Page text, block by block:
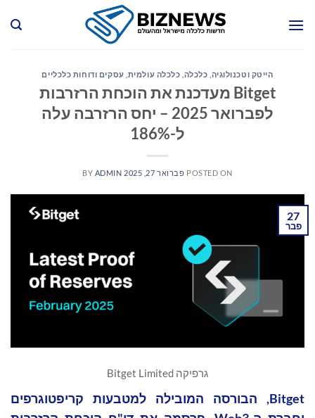
הייטק וטכנולוגיה כלכלה כלכלה עולמית עסקים ודוחות כלכליים
Bitget מעדכנת את הוכחת הרזרבות
לפברואר 2025 – יחס הרזרבה עלה
ל-186%
POSTED ON פברואר 27, 2025 BY ADMIN
27
פבר
גרפיקה Bitget Limited
Bitget, הבורסה המובילה למטבעות קריפטוגרפים